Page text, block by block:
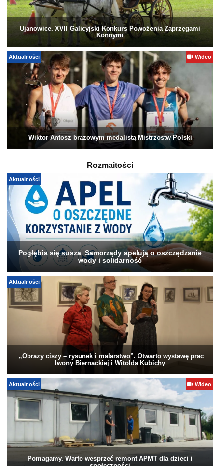
Ujanowice. XVII Galicyjski Konkurs Powożenia Zaprzęgami
Konnymi
Aktualności Wideo
Wiktor Antosz brązowym medalistą Mistrzostw Polski
Rozmaitości
Aktualności
Pogłębia się susza. Samorządy apelują o oszczędzanie
wody i solidarność
Aktualności
„Obrazy ciszy – rysunek i malarstwo”. Otwarto wystawę prac
Iwony Biernackiej i Witolda Kubichy
Aktualności Wideo
Pomagamy. Warto wesprzeć remont APMT dla dzieci i